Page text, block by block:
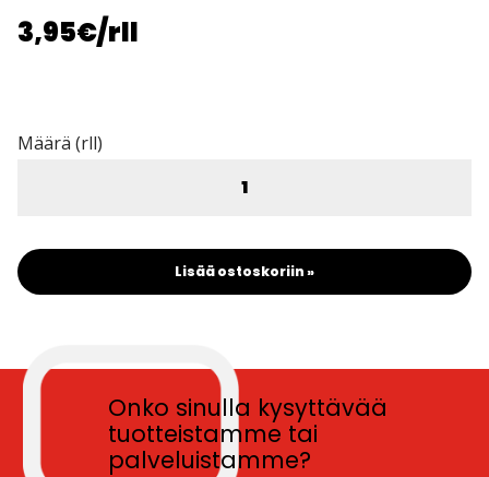
3,95€/rll
Määrä (rll)
Lisää ostoskoriin »
Onko sinulla kysyttävää
tuotteistamme tai
palveluistamme?